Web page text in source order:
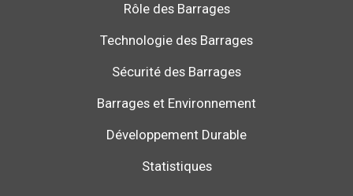
Rôle des Barrages
Technologie des Barrages
Sécurité des Barrages
Barrages et Environnement
Développement Durable
Statistiques